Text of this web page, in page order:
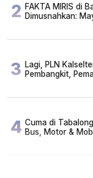
2 FAKTA MIRIS di
Dimusnahkan:
3 Lagi, PLN
Pembangkit,
4 Cuma di
Bus, Motor &